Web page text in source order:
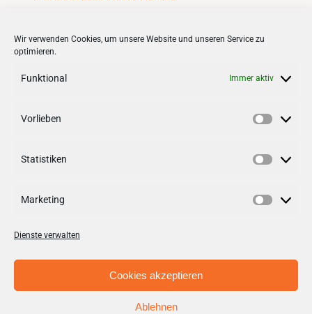
Wir verwenden Cookies, um unsere Website und unseren Service zu
optimieren.
Funktional Immer aktiv
Vorlieben
Statistiken
Marketing
Dienste verwalten
Cookies akzeptieren
Ablehnen
Kinderflohmarkt
Follow us on